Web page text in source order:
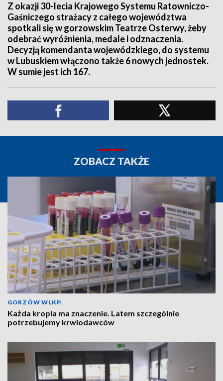
Z okazji 30-lecia Krajowego Systemu Ratowniczo-
Gaśniczego strażacy z całego województwa
spotkali się w gorzowskim Teatrze Osterwy, żeby
odebrać wyróżnienia, medale i odznaczenia.
Decyzją komendanta wojewódzkiego, do systemu
w Lubuskiem włączono także 6 nowych jednostek.
W sumie jest ich 167.
ZOBACZ TAKŻE
GORZÓW WLKP.
Każda kropla ma znaczenie. Latem szczególnie
potrzebujemy krwiodawców